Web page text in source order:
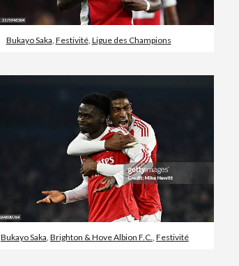
Bukayo Saka Festivité, Ligue des Champions
Bukayo Saka Brighton & Hove Albion F.C. Festivité